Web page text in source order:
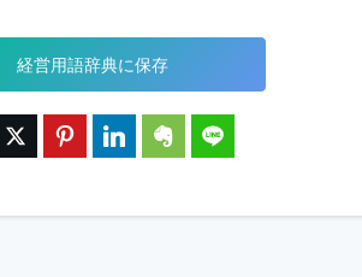
経営用語辞典に保存